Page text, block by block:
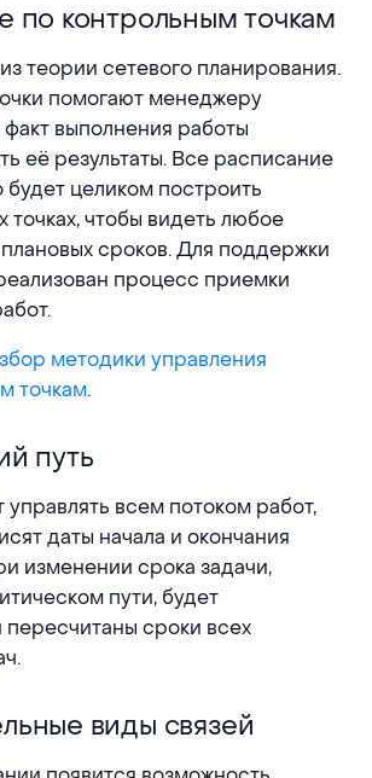
контрольным точкам
по контрольным точкам
теории сетевого планирования.
помогают менеджеру
выполнения работы
её результаты. Все расписание
целиком построить
точках, чтобы видеть любое
сроков. Для поддержки
процесс приемки
методики управления
точкам.
путь
всем потоком работ,
даты начала и окончания
изменении срока задачи,
пути, будет
пересчитаны сроки всех
виды связей
виды связей